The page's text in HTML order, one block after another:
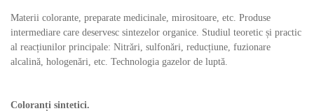
Materii colorante, preparate medicinale, mirositoare, etc. Produse
intermediare care deservesc sintezelor organice. Studiul teoretic și practic
al reacțiunilor principale: Nitrări, sulfonări, reducțiune, fuzionare
alcalină, hologenări, etc. Technologia gazelor de luptă.
Coloranți sintetici.